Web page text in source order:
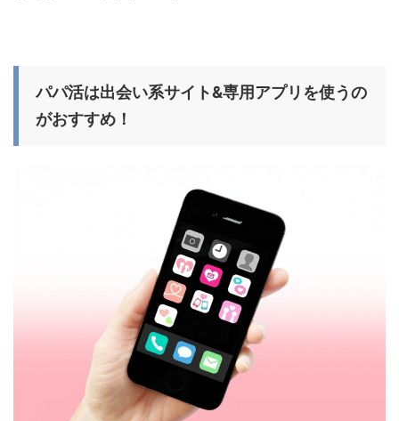
パパ活は出会い系サイト&専用アプリを使うの
がおすすめ！